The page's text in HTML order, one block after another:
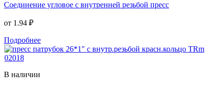
Соединение угловое с внутренней резьбой пресс
от 1.94 ₽
Подробнее
В наличии